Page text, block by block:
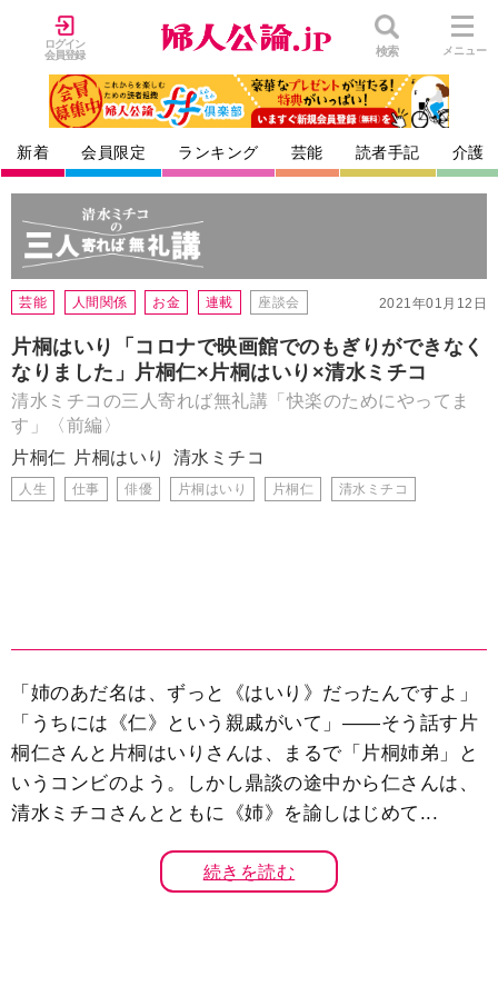
ログイン
会員登録
検索 メニュー
新着 会員限定 ランキング 芸能 読者手記 介護
2021年01月12日
芸能 人間関係 お金 連載 座談会
片桐はいり「コロナで映画館でのもぎりができなく
なりました」片桐仁×片桐はいり×清水ミチコ
清水ミチコの三人寄れば無礼講「快楽のためにやってま
す」〈前編〉
片桐仁
片桐はいり 清水ミチコ
人生 仕事 俳優 片桐はいり 片桐仁 清水ミチコ
「姉のあだ名は、ずっと《はいり》だったんですよ」
「うちには《仁》という親戚がいて」――そう話す片
桐仁さんと片桐はいりさんは、まるで「片桐姉弟」と
いうコンビのよう。しかし鼎談の途中から仁さんは、
清水ミチコさんとともに《姉》を諭しはじめて...
続きを読む